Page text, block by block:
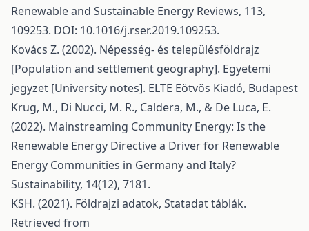
Renewable and Sustainable Energy Reviews, 113,
109253. DOI: 10.1016/j.rser.2019.109253.
Kovács Z. (2002). Népesség- és településföldrajz
[Population and settlement geography]. Egyetemi
jegyzet [University notes]. ELTE Eötvös Kiadó, Budapest
Krug, M., Di Nucci, M. R., Caldera, M., & De Luca, E.
(2022). Mainstreaming Community Energy: Is the
Renewable Energy Directive a Driver for Renewable
Energy Communities in Germany and Italy?
Sustainability, 14(12), 7181.
KSH. (2021). Földrajzi adatok, Statadat táblák.
Retrieved from